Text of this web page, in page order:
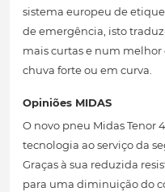
sistema europeu de
de emergência, isto
mais curtas e num
chuva forte ou em curva.
Opiniões MIDAS
O novo pneu Midas Tenor
tecnologia ao serviço da
Graças à sua reduzida
para uma diminuição do